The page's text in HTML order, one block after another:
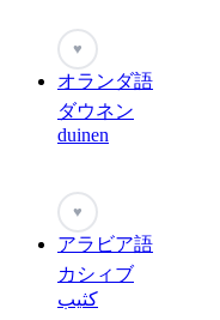
♥
オランダ語
ダウネン
duinen
♥
アラビア語
カシィブ
كثيب